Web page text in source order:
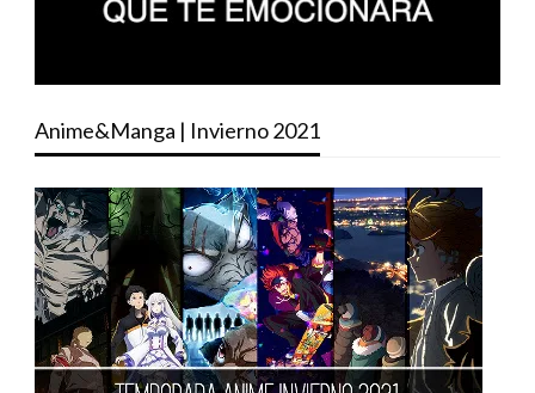
Anime&Manga | Invierno 2021